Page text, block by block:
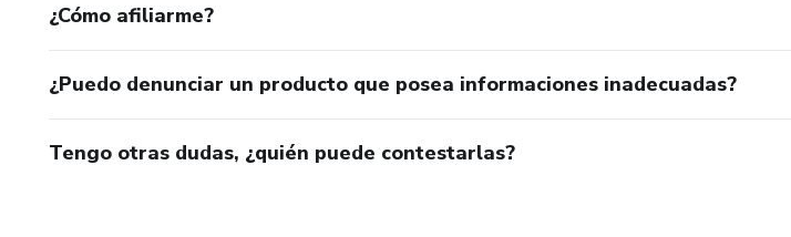
¿Cómo afiliarme?
¿Puedo denunciar un producto que posea informaciones inadecuadas?
Tengo otras dudas, ¿quién puede contestarlas?